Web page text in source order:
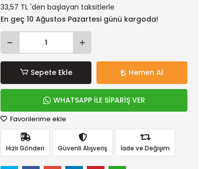
33,57 TL 'den başlayan taksitlerle
En geç 10 Ağustos Pazartesi günü kargoda!
Sepete Ekle Hemen Al
WHATSAPP İLE SİPARİŞ VER
Favorilerime ekle
Hızlı Gönderi Güvenli Alışveriş İade ve Değişim